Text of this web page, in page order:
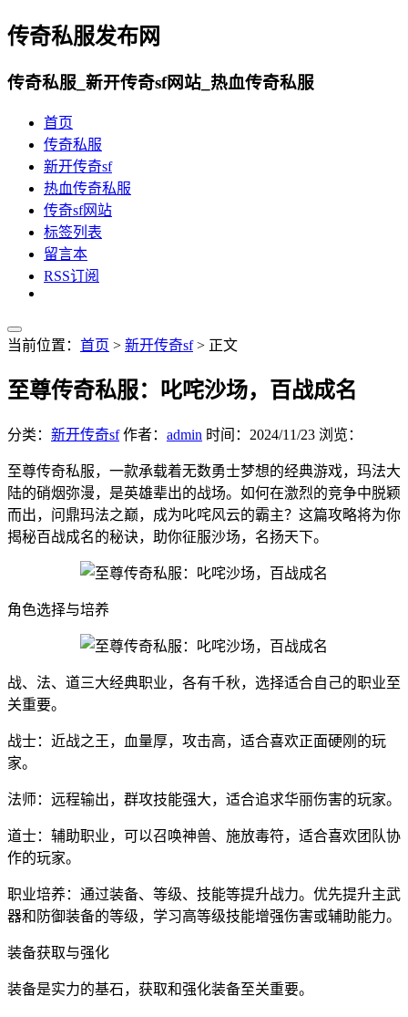
传奇私服发布网
传奇私服_新开传奇sf网站_热血传奇私服
首页
传奇私服
新开传奇sf
热血传奇私服
传奇sf网站
标签列表
留言本
RSS订阅
当前位置： 首页 > 新开传奇sf> 正文
至尊传奇私服：叱咤沙场，百战成名
分类： 新开传奇sf 作者： admin 时间： 2024/11/23 浏览：
至尊传奇私服，一款承载着无数勇士梦想的经典游戏，玛法大
陆的硝烟弥漫，是英雄辈出的战场。如何在激烈的竞争中脱颖
而出，问鼎玛法之巅，成为叱咤风云的霸主？这篇攻略将为你
揭秘百战成名的秘诀，助你征服沙场，名扬天下。
角色选择与培养
战、法、道三大经典职业，各有千秋，选择适合自己的职业至
关重要。
战士：近战之王，血量厚，攻击高，适合喜欢正面硬刚的玩
家。
法师：远程输出，群攻技能强大，适合追求华丽伤害的玩家。
道士：辅助职业，可以召唤神兽、施放毒符，适合喜欢团队协
作的玩家。
职业培养：通过装备、等级、技能等提升战力。优先提升主武
器和防御装备的等级，学习高等级技能增强伤害或辅助能力。
装备获取与强化
装备是实力的基石，获取和强化装备至关重要。